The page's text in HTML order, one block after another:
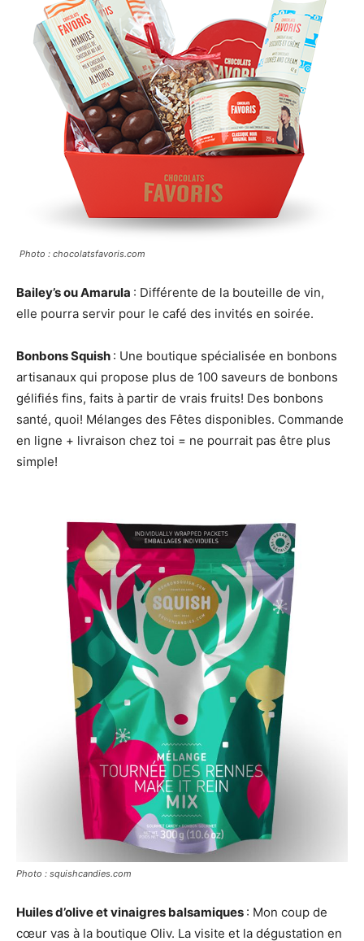
Photo : chocolatsfavoris.com
Bailey’s ou Amarula : Différente de la bouteille de vin,
elle pourra servir pour le café des invités en soirée.
Bonbons Squish : Une boutique spécialisée en bonbons
artisanaux qui propose plus de 100 saveurs de bonbons
gélifiés fins, faits à partir de vrais fruits! Des bonbons
santé, quoi! Mélanges des Fêtes disponibles. Commande
en ligne + livraison chez toi = ne pourrait pas être plus
simple!
Photo : squishcandies.com
Huiles d’olive et vinaigres balsamiques : Mon coup de
cœur vas à la boutique Oliv. La visite et la dégustation en